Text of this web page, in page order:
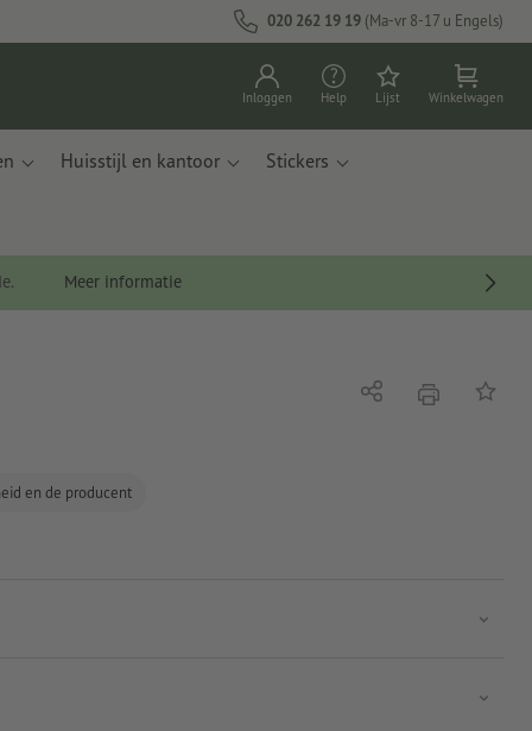
020 262 19 19 (Ma-vr 8-17 u Engels)
Inloggen Help Lijst Winkelwagen
Huisstijl en kantoor Stickers
Meer informatie
en de producent
Delen afdrukkenOp de